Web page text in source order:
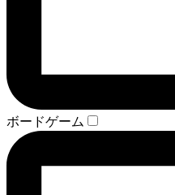
ボードゲーム